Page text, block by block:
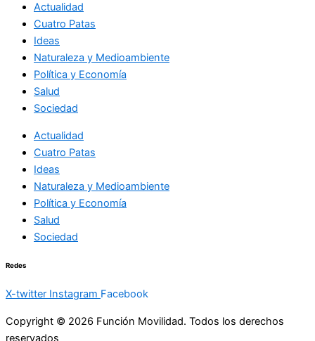
Actualidad
Cuatro Patas
Ideas
Naturaleza y Medioambiente
Política y Economía
Salud
Sociedad
Actualidad
Cuatro Patas
Ideas
Naturaleza y Medioambiente
Política y Economía
Salud
Sociedad
Redes
X-twitter Instagram Facebook
Copyright © 2026 Función Movilidad. Todos los derechos
reservados